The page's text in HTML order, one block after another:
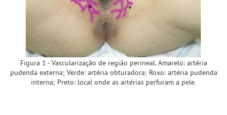
Figura 1 - Vascularização de região perineal. Amarelo: artéria
pudenda externa; Verde: artéria obturadora; Roxo: artéria pudenda
interna; Preto: local onde as artérias perfuram a pele.